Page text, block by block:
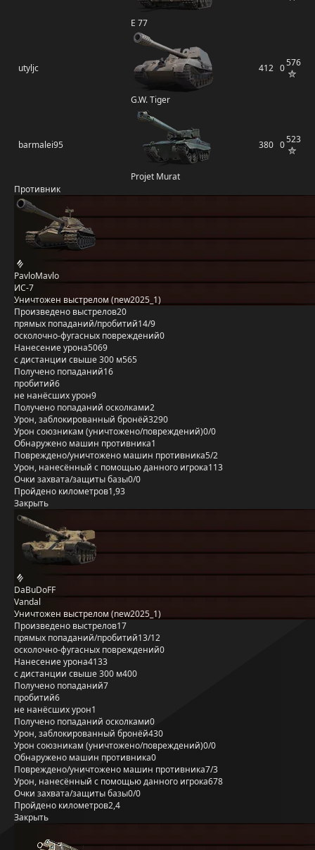
E 77
utyljc
G.W. Tiger
412 0576
barmalei95
Projet Murat
380 0523
Противник
PavloMavlo
ИС-7
Уничтожен выстрелом (new2025_1)
Произведено выстрелов20
прямых попаданий/пробитий14/9
осколочно-фугасных повреждений0
Нанесение урона5069
с дистанции свыше 300 м565
Получено попаданий16
пробитий6
не нанёсших урон9
Получено попаданий осколками2
Урон, заблокированный бронёй3290
Урон союзникам (уничтожено/повреждений)0/0
Обнаружено машин противника1
Повреждено/уничтожено машин противника5/2
Урон, нанесённый с помощью данного игрока113
Очки захвата/защиты базы0/0
Пройдено километров1,93
Закрыть
DaBuDoFF
Vandal
Уничтожен выстрелом (new2025_1)
Произведено выстрелов17
прямых попаданий/пробитий13/12
осколочно-фугасных повреждений0
Нанесение урона4133
с дистанции свыше 300 м400
Получено попаданий7
пробитий6
не нанёсших урон1
Получено попаданий осколками0
Урон, заблокированный бронёй430
Урон союзникам (уничтожено/повреждений)0/0
Обнаружено машин противника0
Повреждено/уничтожено машин противника7/3
Урон, нанесённый с помощью данного игрока678
Очки захвата/защиты базы0/0
Пройдено километров2,4
Закрыть